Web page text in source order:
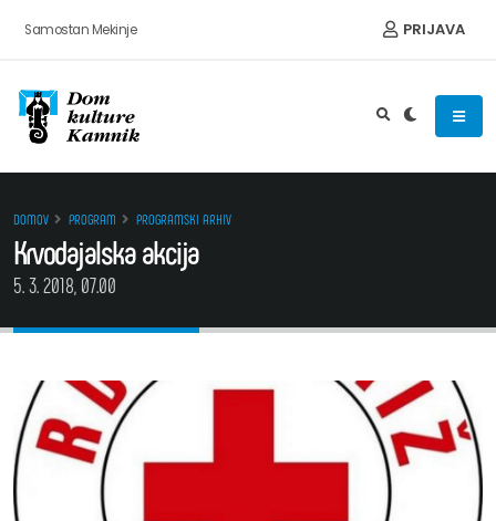
Samostan Mekinje PRIJAVA
DOMOV PROGRAM PROGRAMSKI ARHIV
Krvodajalska akcija
5. 3. 2018, 07.00